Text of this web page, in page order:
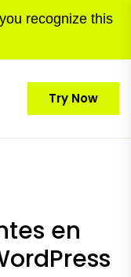
recognize this
Try Now
en